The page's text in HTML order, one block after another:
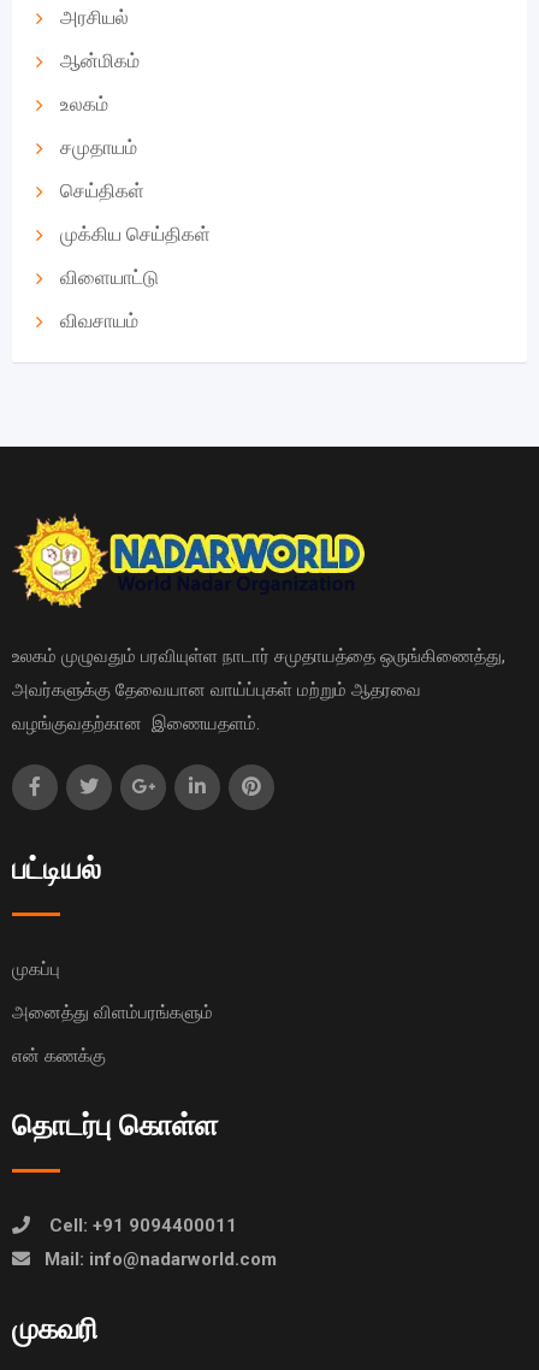
அரசியல்
ஆன்மிகம்
உலகம்
சமுதாயம்
செய்திகள்
முக்கிய செய்திகள்
விளையாட்டு
விவசாயம்
உலகம் முழுவதும் பரவியுள்ள நாடார் சமுதாயத்தை ஒருங்கிணைத்து,
அவர்களுக்கு தேவையான வாய்ப்புகள் மற்றும் ஆதரவை
வழங்குவதற்கான இணையதளம்.
பட்டியல்
முகப்பு
அனைத்து விளம்பரங்களும்
என் கணக்கு
தொடர்பு கொள்ள
Cell: +91 9094400011
Mail: info@nadarworld.com
முகவரி